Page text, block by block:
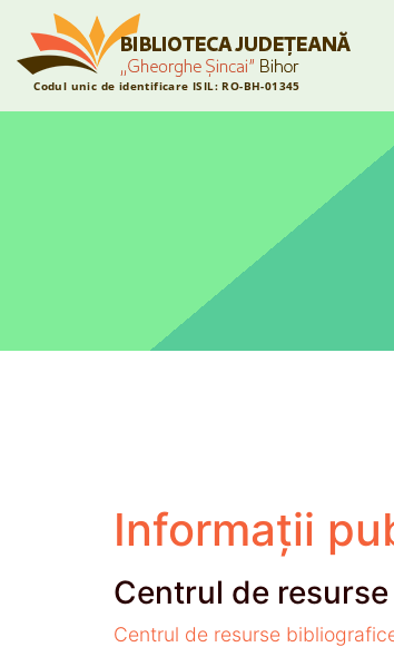
Informații
Centrul de
Centrul de resurse